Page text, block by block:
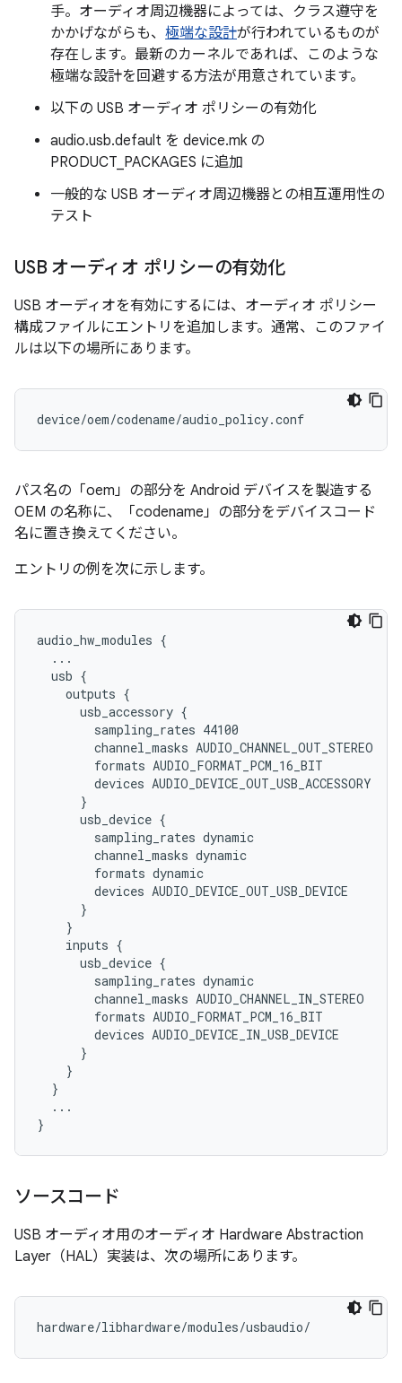
手。オーディオ周辺機器によっては、クラス遵守を
かかげながらも、 極端な設計が行われているものが
存在します。最新のカーネルであれば、このような
極端な設計を回避する方法が用意されています。
以下の USB オーディオ ポリシーの有効化
audio.usb.default を device.mk の
PRODUCT_PACKAGES に追加
一般的な USB オーディオ周辺機器との相互運用性の
テスト
USB オーディオ ポリシーの有効化
USB オーディオを有効にするには、オーディオ ポリシー
構成ファイルにエントリを追加します。通常、このファイ
ルは以下の場所にあります。
パス名の「oem」の部分を Android デバイスを製造する
OEM の名称に、「codename」の部分をデバイスコード
名に置き換えてください。
エントリの例を次に示します。
audio_hw_modules {
  ...
  usb {
    outputs {
      usb_accessory {
        sampling_rates 44100
        channel_masks AUDIO_CHANNEL_OUT_STEREO
        formats AUDIO_FORMAT_PCM_16_BIT
        devices AUDIO_DEVICE_OUT_USB_ACCESSORY
      }
      usb_device {
        sampling_rates dynamic
        channel_masks dynamic
        formats dynamic
        devices AUDIO_DEVICE_OUT_USB_DEVICE
      }
    }
    inputs {
      usb_device {
        sampling_rates dynamic
        channel_masks AUDIO_CHANNEL_IN_STEREO
        formats AUDIO_FORMAT_PCM_16_BIT
        devices AUDIO_DEVICE_IN_USB_DEVICE
      }
    }
  }
  ...
ソースコード
USB オーディオ用のオーディオ Hardware Abstraction
Layer（HAL）実装は、次の場所にあります。